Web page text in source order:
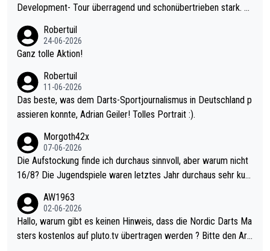
Development- Tour überragend und schonübertrieben stark. U
mal 40+ erst recht. Da gewinnst keinen Blumentopf - ist ja noc
h krasser wie ein Pokalspiel eines Kreisligisten vs einem Bund
Robertuil
24-06-2026
Ganz tolle Aktion!
Robertuil
11-06-2026
Das beste, was dem Darts-Sportjournalismus in Deutschland p
assieren konnte, Adrian Geiler! Tolles Portrait :).
Morgoth42x
07-06-2026
Die Aufstockung finde ich durchaus sinnvoll, aber warum nicht
16/8? Die Jugendspiele waren letztes Jahr durchaus sehr kurz
Allerdings ist Mitchell Lawrie als Nummer 1 der Welt eh qualifi
ziert. Somit ändert die automatische Qualifikation des Weltmei
sters erstmal nichts. Ich denke sie wollen damit für nächstes J
AW1963
02-06-2026
Hallo, warum gibt es keinen Hinweis, dass die Nordic Darts Ma
sters kostenlos auf pluto.tv übertragen werden ? Bitte den Arti